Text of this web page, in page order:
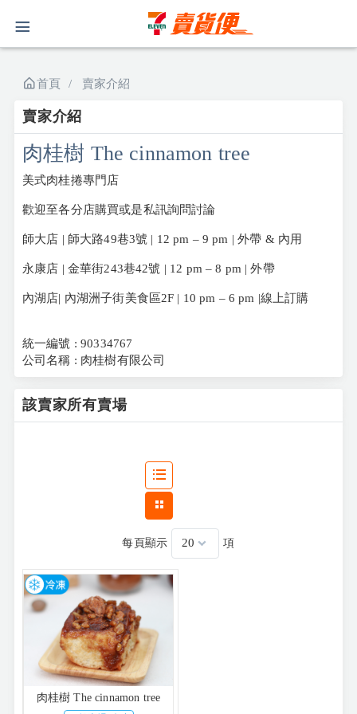
首頁 賣家介紹
賣家介紹
肉桂樹 The cinnamon tree
美式肉桂捲專門店
歡迎至各分店購買或是私訊詢問討論
師大店 | 師大路49巷3號 | 12 pm – 9 pm | 外帶 & 內用
永康店 | 金華街243巷42號 | 12 pm – 8 pm | 外帶
內湖店| 內湖洲子街美食區2F | 10 pm – 6 pm |線上訂購
統一編號 : 90334767
公司名稱 : 肉桂樹有限公司
該賣家所有賣場
每頁顯示 項
肉桂樹 The cinnamon tree